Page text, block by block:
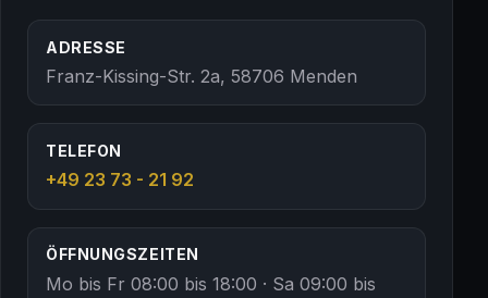
ADRESSE
Franz-Kissing-Str. 2a, 58706 Menden
TELEFON
+49 23 73 - 21 92
ÖFFNUNGSZEITEN
Mo bis Fr 08:00 bis 18:00 · Sa 09:00 bis